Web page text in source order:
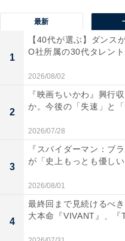
る現在のとてつもない境
幸せにさせてやってくれ
ではないでしょうか。
本作の英題の「The
事件の真相と人生にまつ
こにあるのか……その先
シーンを、決して忘れる
最新
1
【40代が選ぶ】ダンス
O社所属の30代タレン
2026/08/02
2
『映画ちいかわ』興行
か。今後の「失速」と
2026/07/28
3
『スパイダーマン：ブ
が「史上もっとも優し
2026/08/01
4
最終回まで見続けるべ
大本命『VIVANT』、『